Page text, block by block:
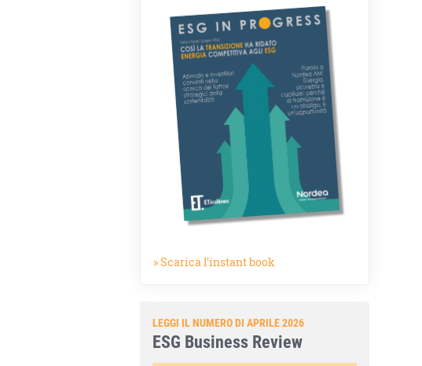
» Scarica l'instant book
LEGGI IL NUMERO DI APRILE 2026
ESG Business Review